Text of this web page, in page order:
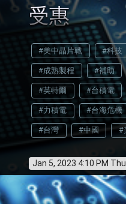
受惠
#美中晶片戰 #科技
#成熟製程 #補助
#英特爾 #台積電
#力積電 #台海危機
#台灣 #中國 #
Jan 5, 2023 4:10 PM